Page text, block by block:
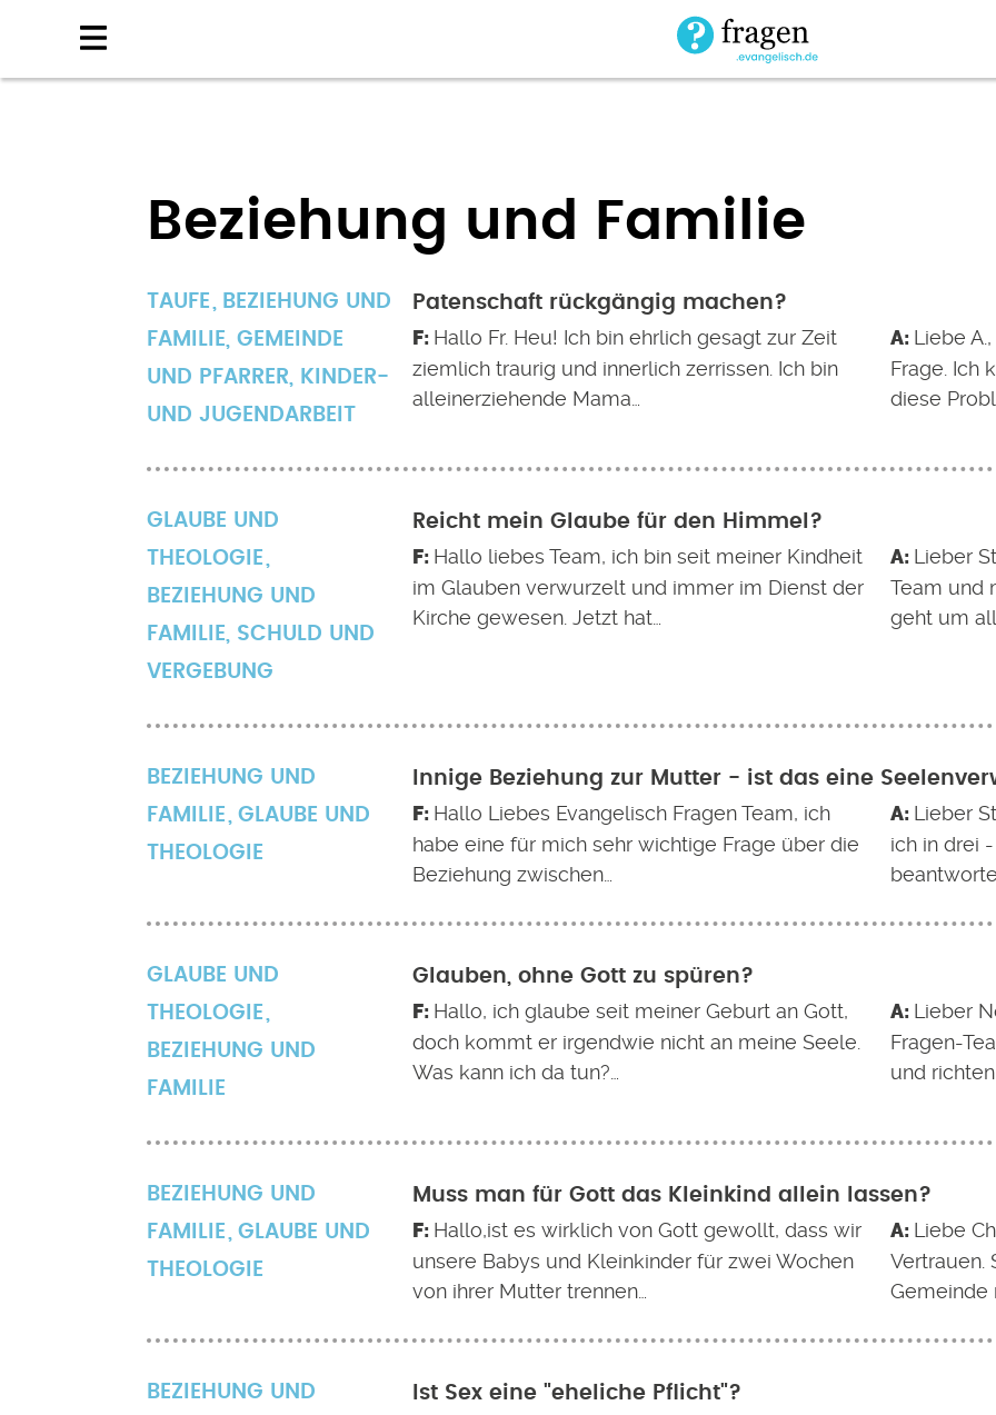
Beziehung und Familie
TAUFE
BEZIEHUNG UND
FAMILIE, GEMEINDE
UND PFARRER, KINDER-
UND JUGENDARBEIT
Patenschaft rückgängig machen?
Hallo Fr. Heu! Ich bin ehrlich gesagt zur Zeit
ziemlich traurig und innerlich zerrissen. Ich bin
alleinerziehende Mama…
Liebe
Frage. Ich
diese
GLAUBE UND
THEOLOGIE
BEZIEHUNG UND
FAMILIE, SCHULD UND
VERGEBUNG
Reicht mein Glaube für den Himmel?
Hallo liebes Team, ich bin seit meiner Kindheit
im Glauben verwurzelt und immer im Dienst der
Kirche gewesen. Jetzt hat…
Lieber
Team und
geht um
BEZIEHUNG UND
FAMILIE
GLAUBE UND
THEOLOGIE
Innige Beziehung zur Mutter - ist das eine
Hallo Liebes Evangelisch Fragen Team, ich
habe eine für mich sehr wichtige Frage über die
Beziehung zwischen…
Lieber
ich in drei
GLAUBE UND
THEOLOGIE
BEZIEHUNG UND
FAMILIE
Glauben, ohne Gott zu spüren?
Hallo, ich glaube seit meiner Geburt an Gott,
doch kommt er irgendwie nicht an meine Seele.
Was kann ich da tun?…
Lieber
Fragen-
und
BEZIEHUNG UND
FAMILIE
GLAUBE UND
THEOLOGIE
Muss man für Gott das Kleinkind allein lassen?
Hallo,ist es wirklich von Gott gewollt, dass wir
unsere Babys und Kleinkinder für zwei Wochen
von ihrer Mutter trennen…
Liebe
Vertrauen.
Gemeinde
BEZIEHUNG UND
Ist Sex eine "eheliche Pflicht"?